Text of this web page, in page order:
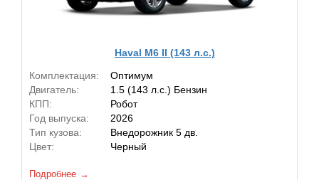
Haval M6 II (143 л.с.)
Комплектация:
Оптимум
Двигатель:
1.5 (143 л.с.) Бензин
КПП:
Робот
Год выпуска:
2026
Тип кузова:
Внедорожник 5 дв.
Цвет:
Черный
Подробнее